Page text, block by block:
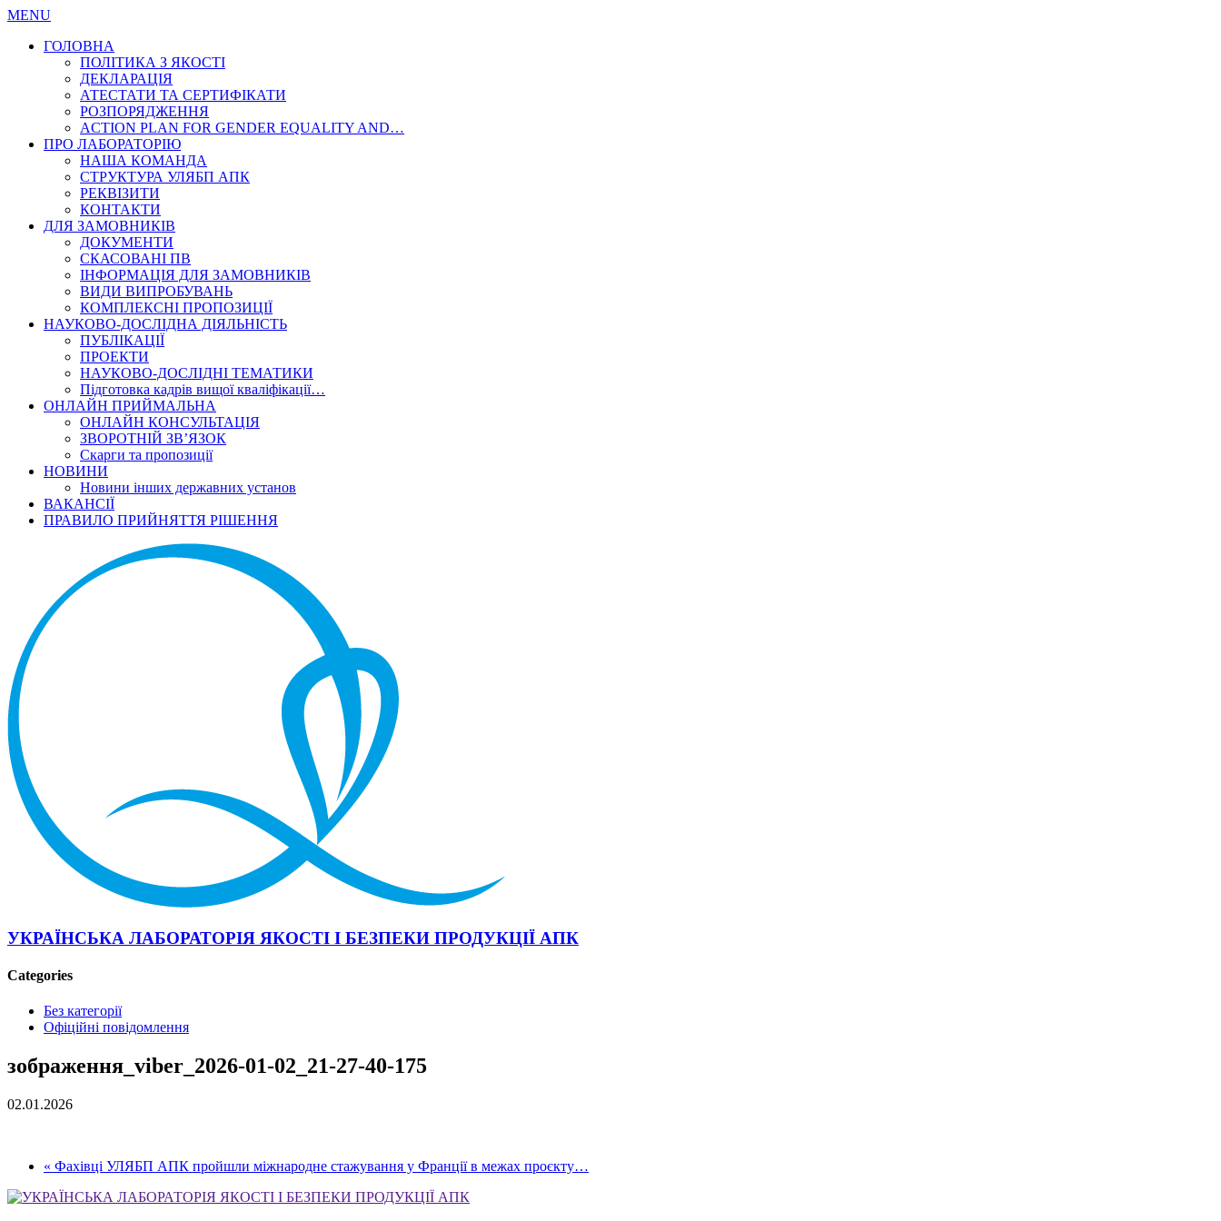
MENU
ГОЛОВНА
ПОЛІТИКА З ЯКОСТІ
ДЕКЛАРАЦІЯ
АТЕСТАТИ ТА СЕРТИФІКАТИ
РОЗПОРЯДЖЕННЯ
ACTION PLAN FOR GENDER EQUALITY AND…
ПРО ЛАБОРАТОРІЮ
НАША КОМАНДА
СТРУКТУРА УЛЯБП АПК
РЕКВІЗИТИ
КОНТАКТИ
ДЛЯ ЗАМОВНИКІВ
ДОКУМЕНТИ
СКАСОВАНІ ПВ
ІНФОРМАЦІЯ ДЛЯ ЗАМОВНИКІВ
ВИДИ ВИПРОБУВАНЬ
КОМПЛЕКСНІ ПРОПОЗИЦІЇ
НАУКОВО-ДОСЛІДНА ДІЯЛЬНІСТЬ
ПУБЛІКАЦІЇ
ПРОЕКТИ
НАУКОВО-ДОСЛІДНІ ТЕМАТИКИ
Підготовка кадрів вищої кваліфікації…
ОНЛАЙН ПРИЙМАЛЬНА
ОНЛАЙН КОНСУЛЬТАЦІЯ
ЗВОРОТНІЙ ЗВ’ЯЗОК
Скарги та пропозиції
НОВИНИ
Новини інших державних установ
ВАКАНСІЇ
ПРАВИЛО ПРИЙНЯТТЯ РІШЕННЯ
УКРАЇНСЬКА ЛАБОРАТОРІЯ ЯКОСТІ І БЕЗПЕКИ ПРОДУКЦІЇ АПК
Categories
Без категорії
Офіційні повідомлення
зображення_viber_2026-01-02_21-27-40-175
02.01.2026
« Фахівці УЛЯБП АПК пройшли міжнародне стажування у Франції в межах проєкту…